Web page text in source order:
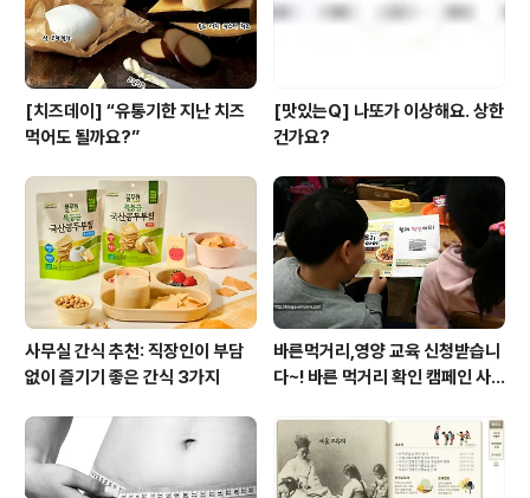
[치즈데이] “유통기한 지난 치즈
먹어도 될까요?”
[맛있는Q] 나또가 이상해요. 상한
건가요?
사무실 간식 추천: 직장인이 부담
없이 즐기기 좋은 간식 3가지
바른먹거리,영양 교육 신청받습니
다~! 바른 먹거리 확인 캠페인 사